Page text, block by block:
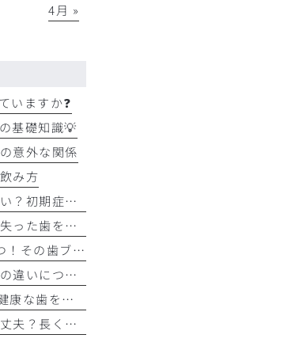
4月 »
いますか❓
基礎知識💡
意外な関係
み方
歯周病は大人だけじゃない？初期症状をチェック
インプラント治療とは？失った歯を補う選択肢を正しく知りましょう！！
歯ブラシ交換のサイン5つ！その歯ブラシ、まだ使っていませんか？🪥
セラミックとジルコニアの違いについて解説！！
🦷✨毎日の歯みがきで、健康な歯を守りましょう✨🪥
インプラントは老後も大丈夫？長く快適に使うためのポイントと知っておきたい注意点を詳しく解説